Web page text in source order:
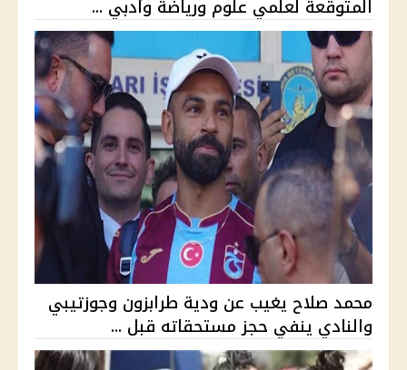
المتوقعة لعلمي علوم ورياضة وأدبي ...
محمد صلاح يغيب عن ودية طرابزون وجوزتيبي
والنادي ينفي حجز مستحقاته قبل ...